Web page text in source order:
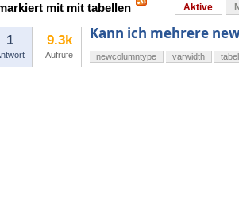
mit mit tabellen Aktive
1 9.3k
Aufrufe
Kann ich mehrere
newcolumntype varwidth